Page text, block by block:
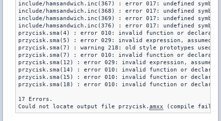
include/hamsandwich.inc(367) : error 017: undefined
include/hamsandwich.inc(368) : error 017: undefined
include/hamsandwich.inc(369) : error 017: undefined
include/hamsandwich.inc(376) : error 017: undefined
przycisk.sma(4) : error 010: invalid function or
przycisk.sma(5) : error 029: invalid expression, assumed
przycisk.sma(7) : warning 218: old style prototypes used
przycisk.sma(7) : error 010: invalid function or
przycisk.sma(12) : error 029: invalid expression, assumed
przycisk.sma(14) : error 010: invalid function or
przycisk.sma(15) : error 010: invalid function or
przycisk.sma(18) : error 010: invalid function or
17 Errors.
Could not locate output file przycisk. amxx (compile